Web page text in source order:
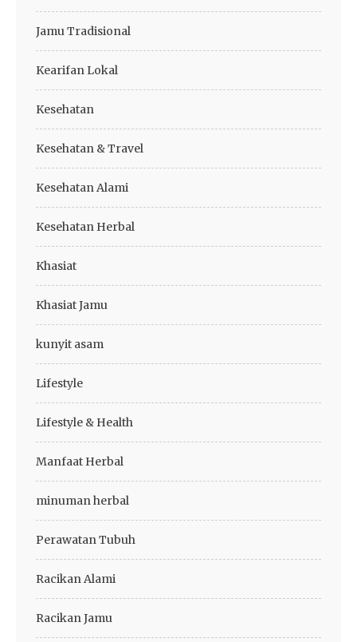
Jamu Tradisional
Kearifan Lokal
Kesehatan
Kesehatan & Travel
Kesehatan Alami
Kesehatan Herbal
Khasiat
Khasiat Jamu
kunyit asam
Lifestyle
Lifestyle & Health
Manfaat Herbal
minuman herbal
Perawatan Tubuh
Racikan Alami
Racikan Jamu